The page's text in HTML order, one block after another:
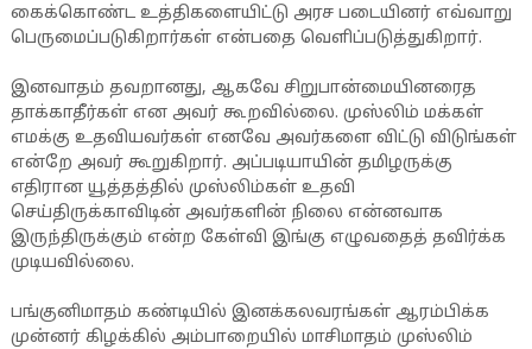
கைக்கொண்ட உத்திகளையிட்டு அரச படையினர் எவ்வாறு
பெருமைப்படுகிறார்கள் என்பதை வெளிப்படுத்துகிறார்.
இனவாதம் தவறானது, ஆகவே சிறுபான்மையினரைத
தாக்காதீர்கள் என அவர் கூறவில்லை. முஸ்லிம் மக்கள்
எமக்கு உதவியவர்கள் எனவே அவர்களை விட்டு விடுங்கள்
என்றே அவர் கூறுகிறார். அப்படியாயின் தமிழருக்கு
எதிரான யூத்தத்தில் முஸ்லிம்கள் உதவி
செய்திருக்காவிடின் அவர்களின் நிலை என்னவாக
இருந்திருக்கும் என்ற கேள்வி இங்கு எழுவதைத் தவிர்க்க
முடியவில்லை.
பங்குனிமாதம் கண்டியில் இனக்கலவரங்கள் ஆரம்பிக்க
முன்னர் கிழக்கில் அம்பாறையில் மாசிமாதம் முஸ்லிம்